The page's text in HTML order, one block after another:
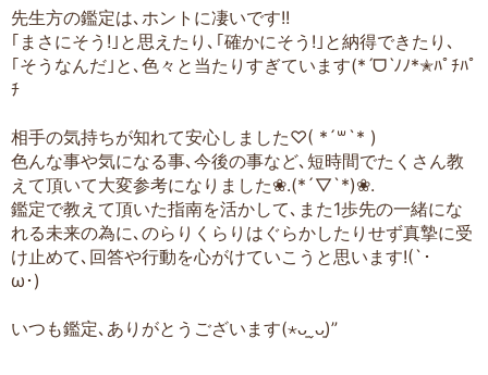
先生方の鑑定は､ホントに凄いです!!
｢まさにそう!｣と思えたり､｢確かにそう!｣と納得できたり､
｢そうなんだ｣と､色々と当たりすぎています(*ˊᗜˋﾉﾉ*✭ﾊﾟﾁﾊﾟ
ﾁ
相手の気持ちが知れて安心しました♡( *´꒳`* )
色んな事や気になる事､今後の事など､短時間でたくさん教
えて頂いて大変参考になりました❀.(*´▽`*)❀.
鑑定で教えて頂いた指南を活かして､また1歩先の一緒にな
れる未来の為に､のらりくらりはぐらかしたりせず真摯に受
け止めて､回答や行動を心がけていこうと思います!(`･
ω･)ゞ
いつも鑑定､ありがとうございます(⋆ᴗ͈ˬᴗ͈)”